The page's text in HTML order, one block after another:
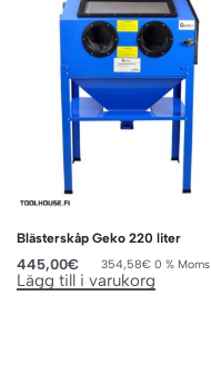
Blästerskåp Geko 220 liter
445,00€ 354,58€ 0 % Moms
Lägg till i varukorg